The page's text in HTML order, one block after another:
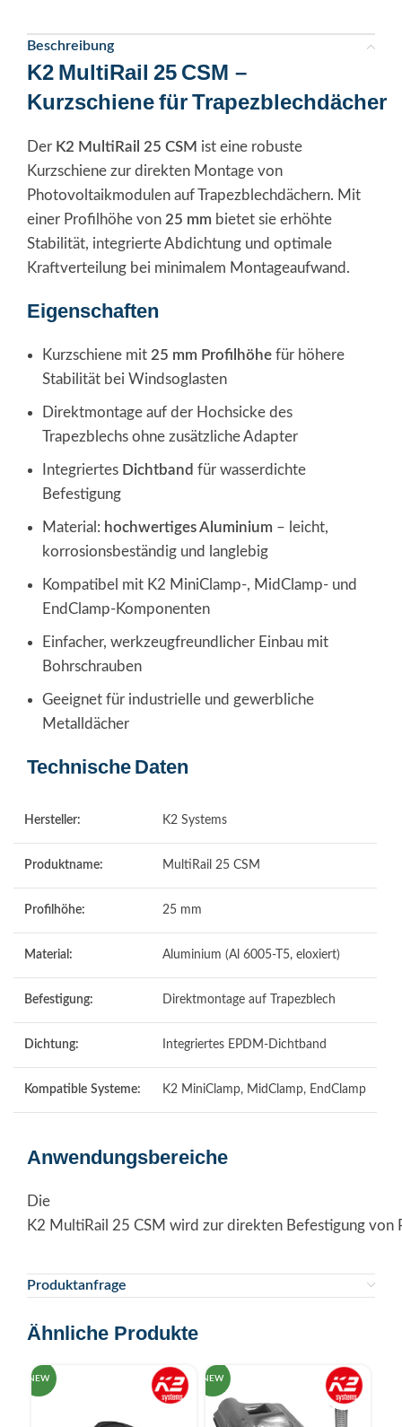
Beschreibung
K2 MultiRail 25 CSM –
Kurzschiene für Trapezblechdächer
Der K2 MultiRail 25 CSM ist eine robuste
Kurzschiene zur direkten Montage von
Photovoltaikmodulen auf Trapezblechdächern. Mit
einer Profilhöhe von 25 mm bietet sie erhöhte
Stabilität, integrierte Abdichtung und optimale
Kraftverteilung bei minimalem Montageaufwand.
Eigenschaften
Kurzschiene mit 25 mm Profilhöhe für höhere
Stabilität bei Windsoglasten
Direktmontage auf der Hochsicke des
Trapezblechs ohne zusätzliche Adapter
Integriertes Dichtband für wasserdichte
Befestigung
Material: hochwertiges Aluminium – leicht,
korrosionsbeständig und langlebig
Kompatibel mit K2 MiniClamp-, MidClamp- und
EndClamp-Komponenten
Einfacher, werkzeugfreundlicher Einbau mit
Bohrschrauben
Geeignet für industrielle und gewerbliche
Metalldächer
Technische Daten
Hersteller: K2 Systems
Produktname: MultiRail 25 CSM
Profilhöhe: 25 mm
Material: Aluminium (Al 6005‑T5, eloxiert)
Befestigung: Direktmontage auf Trapezblech
Dichtung: Integriertes EPDM‑Dichtband
Kompatible Systeme: K2 MiniClamp, MidClamp, EndClamp
Anwendungsbereiche
Die
K2 MultiRail 25 CSM wird zur direkten Befestigung
Produktanfrage
Ähnliche Produkte
NEW NEW